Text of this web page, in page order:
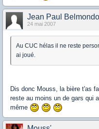
Jean Paul Belmondo
24 mai 2007
Au CUC hélas il ne reste
ai joué.
Dis donc Mouss, la bière t'as
reste au moins un de gars qui
même